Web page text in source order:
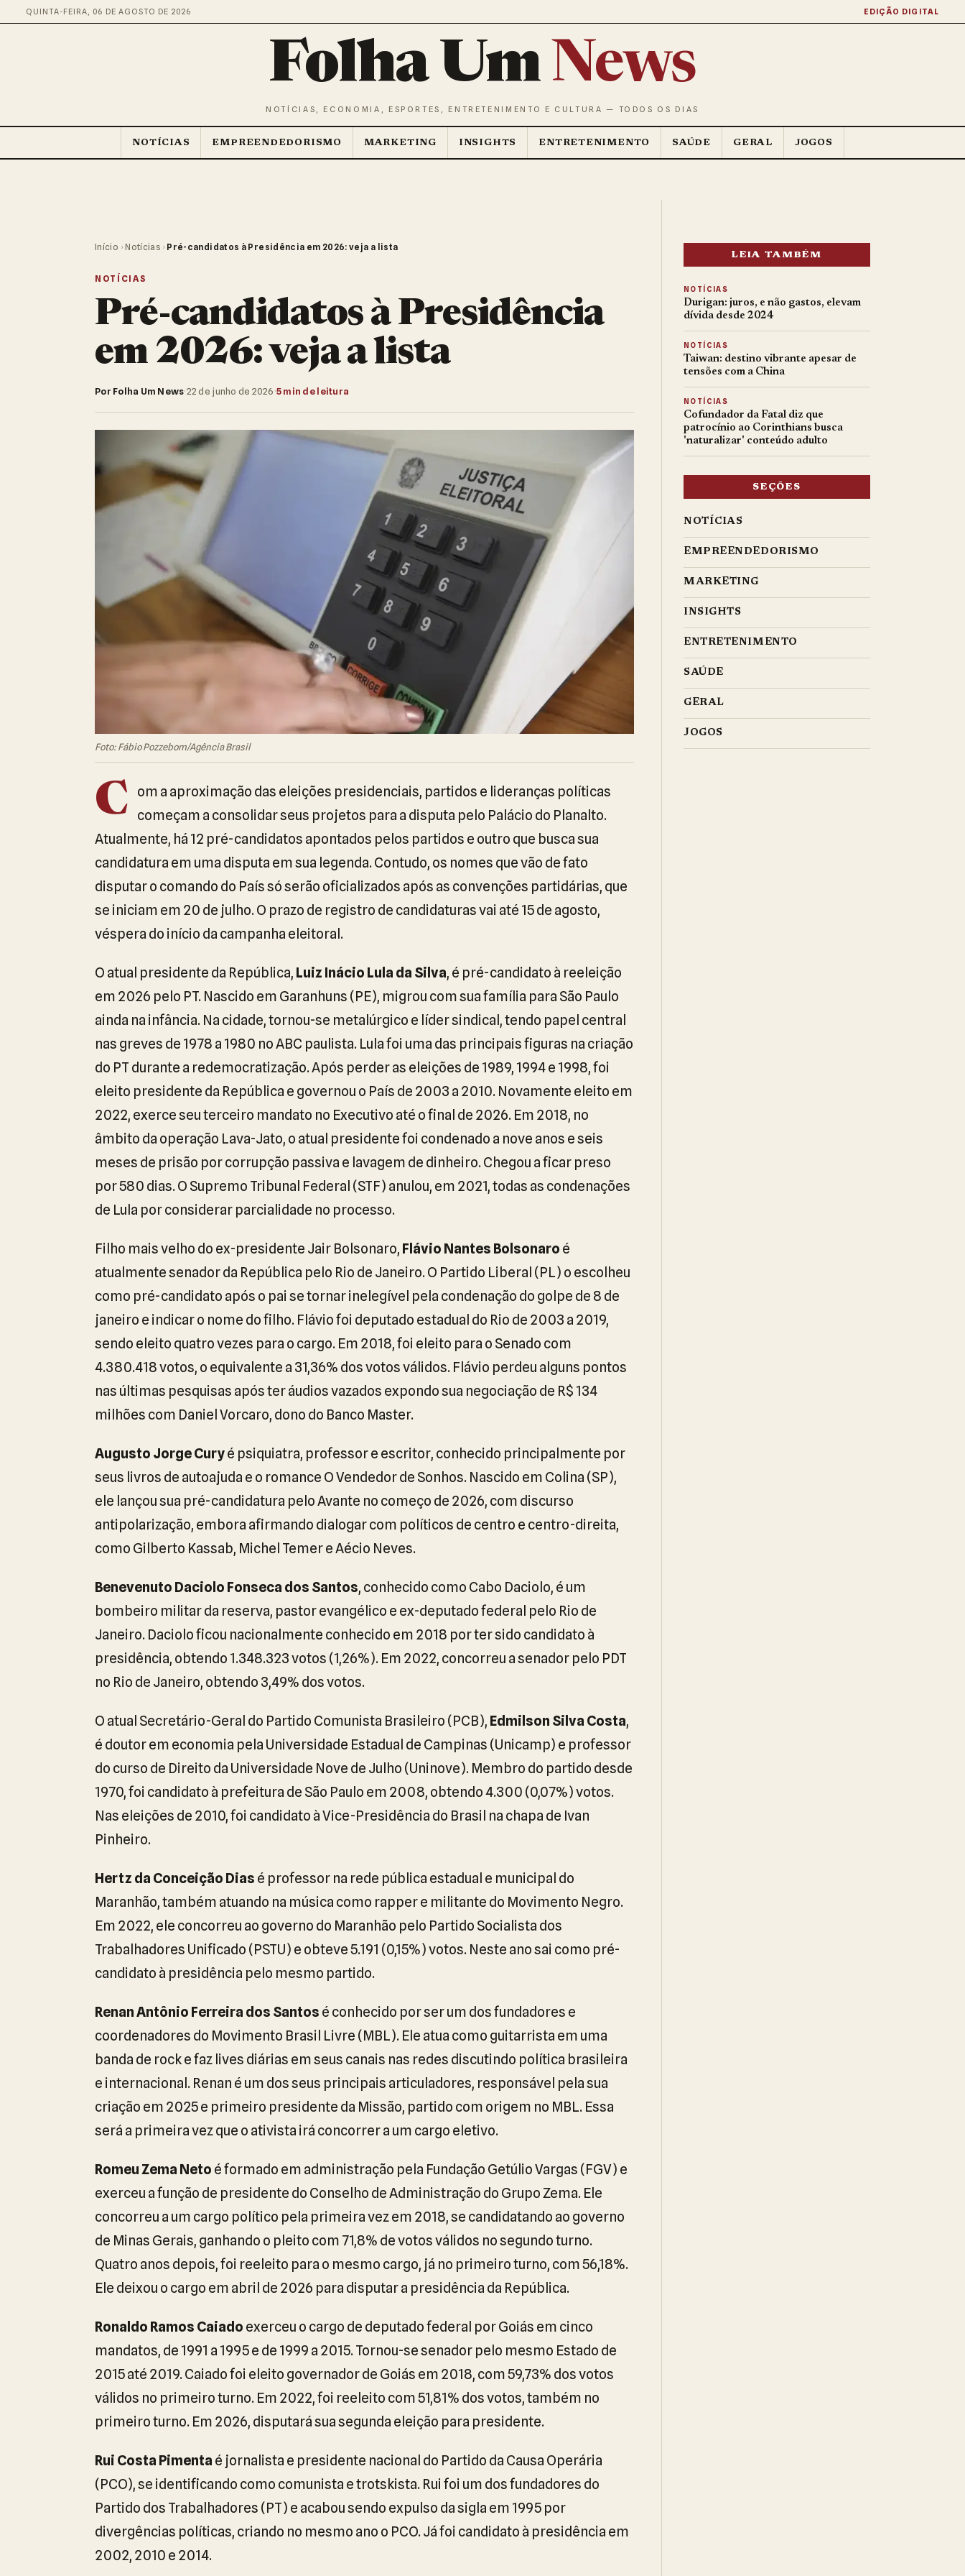
QUINTA-FEIRA, 06 DE AGOSTO DE 2026 EDIÇÃO DIGITAL
Folha Um News
NOTÍCIAS, ECONOMIA, ESPORTES, ENTRETENIMENTO E CULTURA — TODOS OS DIAS
NOTÍCIAS EMPREENDEDORISMO MARKETING INSIGHTS ENTRETENIMENTO SAÚDE GERAL JOGOS
Início › Notícias › Pré-candidatos à Presidência em 2026: veja a lista
NOTÍCIAS
Pré-candidatos à Presidência
em 2026: veja a lista
Por Folha Um News·22 de junho de 2026·5 min de leitura
Foto: Fábio Pozzebom/Agência Brasil
C
om a aproximação das eleições presidenciais, partidos e lideranças políticas
começam a consolidar seus projetos para a disputa pelo Palácio do Planalto.
Atualmente, há 12 pré-candidatos apontados pelos partidos e outro que busca sua
candidatura em uma disputa em sua legenda. Contudo, os nomes que vão de fato
disputar o comando do País só serão oficializados após as convenções partidárias, que
se iniciam em 20 de julho. O prazo de registro de candidaturas vai até 15 de agosto,
véspera do início da campanha eleitoral.
O atual presidente da República, Luiz Inácio Lula da Silva, é pré-candidato à reeleição
em 2026 pelo PT. Nascido em Garanhuns (PE), migrou com sua família para São Paulo
ainda na infância. Na cidade, tornou-se metalúrgico e líder sindical, tendo papel central
nas greves de 1978 a 1980 no ABC paulista. Lula foi uma das principais figuras na criação
do PT durante a redemocratização. Após perder as eleições de 1989, 1994 e 1998, foi
eleito presidente da República e governou o País de 2003 a 2010. Novamente eleito em
2022, exerce seu terceiro mandato no Executivo até o final de 2026. Em 2018, no
âmbito da operação Lava-Jato, o atual presidente foi condenado a nove anos e seis
meses de prisão por corrupção passiva e lavagem de dinheiro. Chegou a ficar preso
por 580 dias. O Supremo Tribunal Federal (STF) anulou, em 2021, todas as condenações
de Lula por considerar parcialidade no processo.
Filho mais velho do ex-presidente Jair Bolsonaro, Flávio Nantes Bolsonaro é
atualmente senador da República pelo Rio de Janeiro. O Partido Liberal (PL) o escolheu
como pré-candidato após o pai se tornar inelegível pela condenação do golpe de 8 de
janeiro e indicar o nome do filho. Flávio foi deputado estadual do Rio de 2003 a 2019,
sendo eleito quatro vezes para o cargo. Em 2018, foi eleito para o Senado com
4.380.418 votos, o equivalente a 31,36% dos votos válidos. Flávio perdeu alguns pontos
nas últimas pesquisas após ter áudios vazados expondo sua negociação de R$ 134
milhões com Daniel Vorcaro, dono do Banco Master.
Augusto Jorge Curyé psiquiatra, professor e escritor, conhecido principalmente por
seus livros de autoajuda e o romance O Vendedor de Sonhos. Nascido em Colina (SP),
ele lançou sua pré-candidatura pelo Avante no começo de 2026, com discurso
antipolarização, embora afirmando dialogar com políticos de centro e centro-direita,
como Gilberto Kassab, Michel Temer e Aécio Neves.
Benevenuto Daciolo Fonseca dos Santos, conhecido como Cabo Daciolo, é um
bombeiro militar da reserva, pastor evangélico e ex-deputado federal pelo Rio de
Janeiro. Daciolo ficou nacionalmente conhecido em 2018 por ter sido candidato à
presidência, obtendo 1.348.323 votos (1,26%). Em 2022, concorreu a senador pelo PDT
no Rio de Janeiro, obtendo 3,49% dos votos.
O atual Secretário-Geral do Partido Comunista Brasileiro (PCB), Edmilson Silva Costa,
é doutor em economia pela Universidade Estadual de Campinas (Unicamp) e professor
do curso de Direito da Universidade Nove de Julho (Uninove). Membro do partido desde
1970, foi candidato à prefeitura de São Paulo em 2008, obtendo 4.300 (0,07%) votos.
Nas eleições de 2010, foi candidato à Vice-Presidência do Brasil na chapa de Ivan
Pinheiro.
Hertz da Conceição Dias é professor na rede pública estadual e municipal do
Maranhão, também atuando na música como rapper e militante do Movimento Negro.
Em 2022, ele concorreu ao governo do Maranhão pelo Partido Socialista dos
Trabalhadores Unificado (PSTU) e obteve 5.191 (0,15%) votos. Neste ano sai como pré-
candidato à presidência pelo mesmo partido.
Renan Antônio Ferreira dos Santos é conhecido por ser um dos fundadores e
coordenadores do Movimento Brasil Livre (MBL). Ele atua como guitarrista em uma
banda de rock e faz lives diárias em seus canais nas redes discutindo política brasileira
e internacional. Renan é um dos seus principais articuladores, responsável pela sua
criação em 2025 e primeiro presidente da Missão, partido com origem no MBL. Essa
será a primeira vez que o ativista irá concorrer a um cargo eletivo.
Romeu Zema Neto é formado em administração pela Fundação Getúlio Vargas (FGV) e
exerceu a função de presidente do Conselho de Administração do Grupo Zema. Ele
concorreu a um cargo político pela primeira vez em 2018, se candidatando ao governo
de Minas Gerais, ganhando o pleito com 71,8% de votos válidos no segundo turno.
Quatro anos depois, foi reeleito para o mesmo cargo, já no primeiro turno, com 56,18%.
Ele deixou o cargo em abril de 2026 para disputar a presidência da República.
Ronaldo Ramos Caiado exerceu o cargo de deputado federal por Goiás em cinco
mandatos, de 1991 a 1995 e de 1999 a 2015. Tornou-se senador pelo mesmo Estado de
2015 até 2019. Caiado foi eleito governador de Goiás em 2018, com 59,73% dos votos
válidos no primeiro turno. Em 2022, foi reeleito com 51,81% dos votos, também no
primeiro turno. Em 2026, disputará sua segunda eleição para presidente.
Rui Costa Pimenta é jornalista e presidente nacional do Partido da Causa Operária
(PCO), se identificando como comunista e trotskista. Rui foi um dos fundadores do
Partido dos Trabalhadores (PT) e acabou sendo expulso da sigla em 1995 por
divergências políticas, criando no mesmo ano o PCO. Já foi candidato à presidência em
2002, 2010 e 2014.
LEIA TAMBÉM
NOTÍCIAS
Durigan: juros, e não gastos, elevam
dívida desde 2024
NOTÍCIAS
Taiwan: destino vibrante apesar de
tensões com a China
NOTÍCIAS
Cofundador da Fatal diz que
patrocínio ao Corinthians busca
'naturalizar' conteúdo adulto
SEÇÕES
NOTÍCIAS
EMPREENDEDORISMO
MARKETING
INSIGHTS
ENTRETENIMENTO
SAÚDE
GERAL
JOGOS